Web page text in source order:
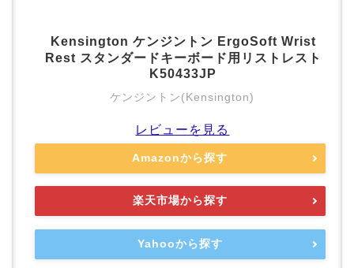
Kensington ケンジントン ErgoSoft Wrist
Rest スタンダードキーボード用リストレスト
K50433JP
ケンジントン(Kensington)
レビューを見る
Amazonから探す
楽天市場から探す
Yahooから探す